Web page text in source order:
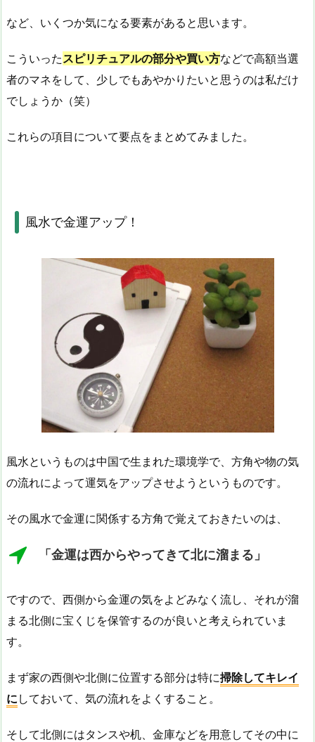
など、いくつか気になる要素があると思います。
こういったスピリチュアルの部分や買い方などで高額当選
者のマネをして、少しでもあやかりたいと思うのは私だけ
でしょうか（笑）
これらの項目について要点をまとめてみました。
風水で金運アップ！
風水というものは中国で生まれた環境学で、方角や物の気
の流れによって運気をアップさせようというものです。
その風水で金運に関係する方角で覚えておきたいのは、
「金運は西からやってきて北に溜まる」
ですので、西側から金運の気をよどみなく流し、それが溜
まる北側に宝くじを保管するのが良いと考えられていま
す。
まず家の西側や北側に位置する部分は特に掃除してキレイ
に しておいて、気の流れをよくすること。
そして北側にはタンスや机、金庫などを用意してその中に